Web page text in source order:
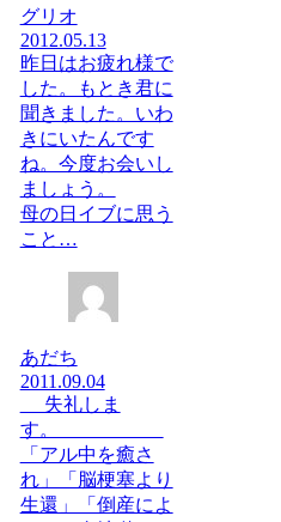
グリオ
2012.05.13
昨日はお疲れ様で
した。もとき君に
聞きました。いわ
きにいたんです
ね。今度お会いし
ましょう。
母の日イブに思う
こと…
あだち
2011.09.04
失礼しま
す。
「アル中を癒さ
れ」「脳梗塞より
生還」「倒産によ